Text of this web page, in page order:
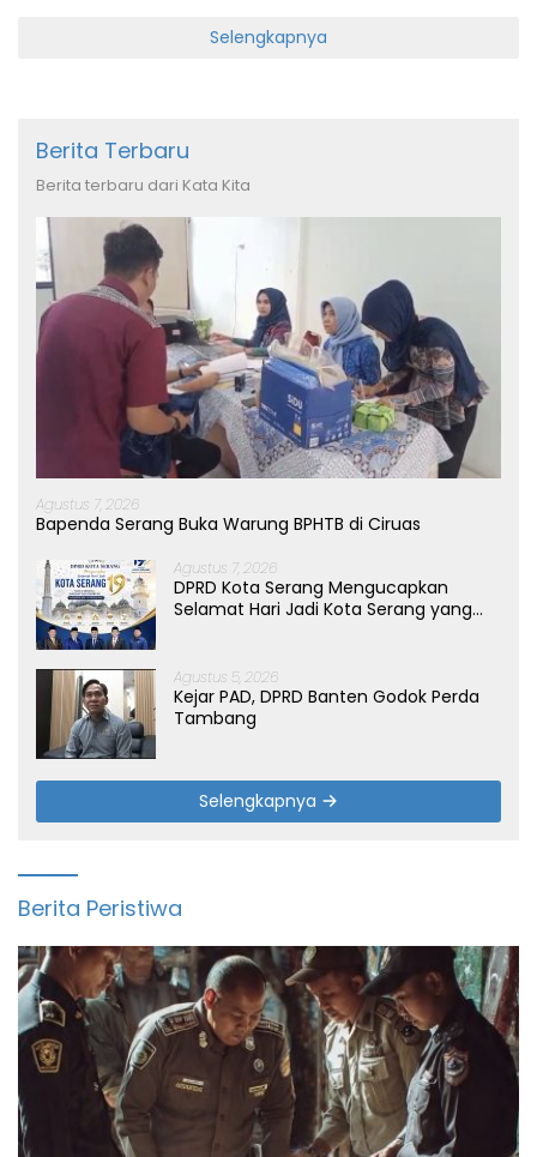
Selengkapnya
Berita Terbaru
Berita terbaru dari Kata Kita
Agustus 7, 2026
Bapenda Serang Buka Warung BPHTB di Ciruas
Agustus 7, 2026
DPRD Kota Serang Mengucapkan
Selamat Hari Jadi Kota Serang yang
Agustus 5, 2026
Kejar PAD, DPRD Banten Godok Perda
Tambang
Selengkapnya
Berita Peristiwa